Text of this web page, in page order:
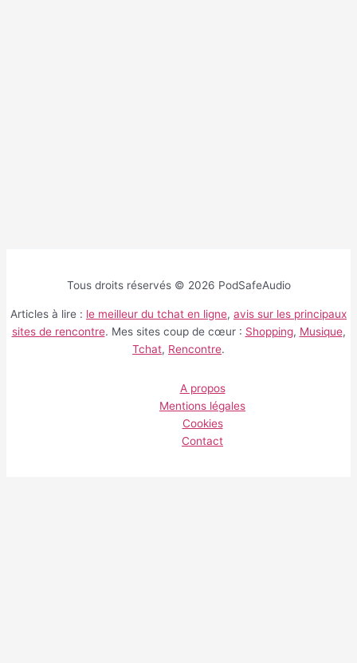
Tous droits réservés © 2026 PodSafeAudio
Articles à lire : le meilleur du tchat en ligne, avis sur les principaux
sites de rencontre. Mes sites coup de cœur : Shopping, Musique,
Tchat, Rencontre.
A propos
Mentions légales
Cookies
Contact